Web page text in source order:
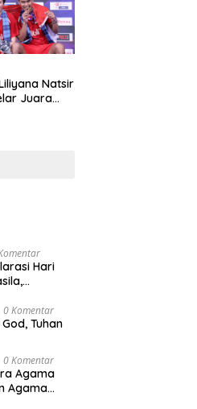
Natsir
Juara
Hari
&
dan
2045”,
0 Komentar
Tuhan
0 Komentar
Agama
Agama